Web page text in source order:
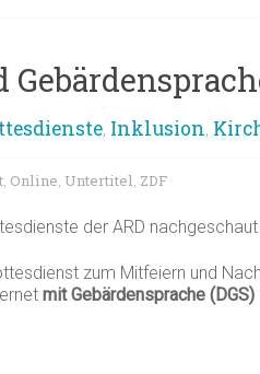
, Inklusion,
, Online, Untertitel, ZDF
der ARD
zum Mitfeiern und
mit Gebärdensprache (DGS)